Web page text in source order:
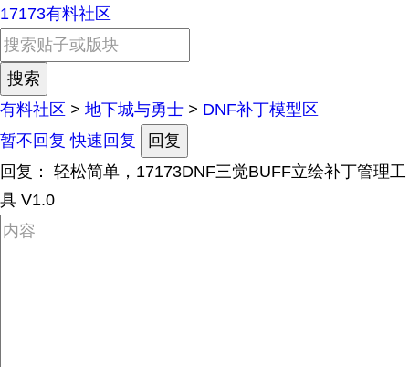
17173有料社区
有料社区 > 地下城与勇士 > DNF补丁模型区
暂不回复 快速回复
回复
回复：
轻松简单，17173DNF三觉BUFF立绘补丁管理工
具 V1.0